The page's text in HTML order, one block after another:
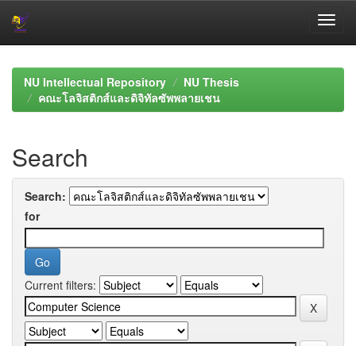
navigationNU Intellectual Repository
NU Thesis
คณะโลจิสติกส์และดิจิทัลซัพพลายเชน
Search
Search:
for
Current filters: